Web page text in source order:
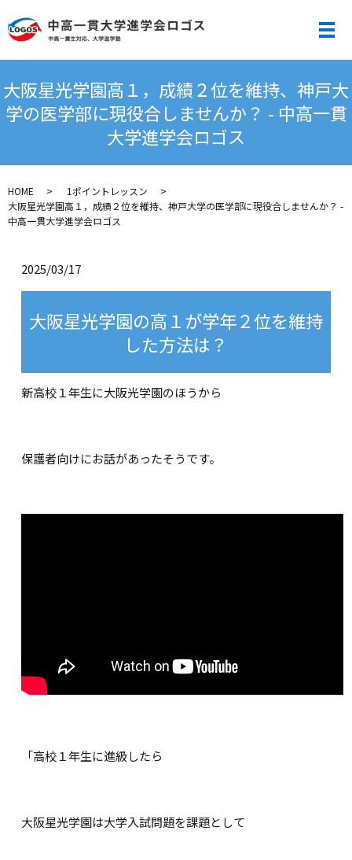
メ
大阪星光学園高１，成績２位を維持、神戸大
学の医学部に現役合しませんか？ - 中高一貫
大学進学会ロゴス
HOME
1ポイントレッスン
大阪星光学園高１，成績２位を維持、神戸大学の医学部に現役合しませんか？ -
中高一貫大学進学会ロゴス
2025/03/17
大阪星光学園の高１が学年２位を維持
した方法は？
新高校１年生に大阪光学園のほうから
保護者向けにお話があったそうです。
「高校１年生に進級したら
大阪星光学園は大学入試問題を課題として